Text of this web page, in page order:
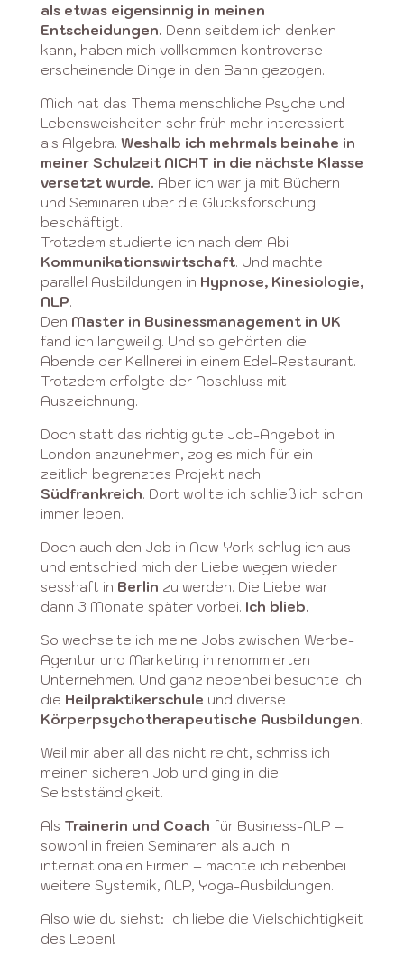
als etwas eigensinnig in meinen
Entscheidungen. Denn seitdem ich denken
kann, haben mich vollkommen kontroverse
erscheinende Dinge in den Bann gezogen.
Mich hat das Thema menschliche Psyche und
Lebensweisheiten sehr früh mehr interessiert
als Algebra. Weshalb ich mehrmals beinahe in
meiner Schulzeit NICHT in die nächste Klasse
versetzt wurde. Aber ich war ja mit Büchern
und Seminaren über die Glücksforschung
beschäftigt.
Trotzdem studierte ich nach dem Abi
Kommunikationswirtschaft. Und machte
parallel Ausbildungen in Hypnose, Kinesiologie,
NLP.
Den Master in Businessmanagement in UK
fand ich langweilig. Und so gehörten die
Abende der Kellnerei in einem Edel-Restaurant.
Trotzdem erfolgte der Abschluss mit
Auszeichnung.
Doch statt das richtig gute Job-Angebot in
London anzunehmen, zog es mich für ein
zeitlich begrenztes Projekt nach
Südfrankreich. Dort wollte ich schließlich schon
immer leben.
Doch auch den Job in New York schlug ich aus
und entschied mich der Liebe wegen wieder
sesshaft in Berlin zu werden. Die Liebe war
dann 3 Monate später vorbei. Ich blieb.
So wechselte ich meine Jobs zwischen Werbe-
Agentur und Marketing in renommierten
Unternehmen. Und ganz nebenbei besuchte ich
die Heilpraktikerschule und diverse
Körperpsychotherapeutische Ausbildungen.
Weil mir aber all das nicht reicht, schmiss ich
meinen sicheren Job und ging in die
Selbstständigkeit.
Als Trainerin und Coach für Business-NLP –
sowohl in freien Seminaren als auch in
internationalen Firmen – machte ich nebenbei
weitere Systemik, NLP, Yoga-Ausbildungen.
Also wie du siehst: Ich liebe die Vielschichtigkeit
des Leben!